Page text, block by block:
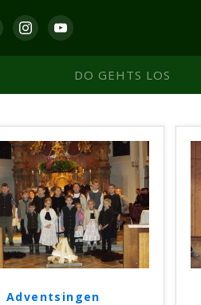
DO GEHTS LOS
Adventsingen